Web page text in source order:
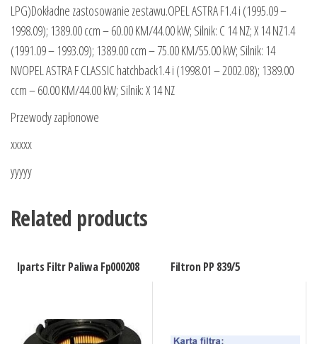
LPG)Dokładne zastosowanie zestawu.OPEL ASTRA F1.4 i (1995.09 –
1998.09); 1389.00 ccm – 60.00 KM/44.00 kW; Silnik: C 14 NZ; X 14 NZ1.4
(1991.09 – 1993.09); 1389.00 ccm – 75.00 KM/55.00 kW; Silnik: 14
NVOPEL ASTRA F CLASSIC hatchback1.4 i (1998.01 – 2002.08); 1389.00
ccm – 60.00 KM/44.00 kW; Silnik: X 14 NZ
Przewody zapłonowe
xxxxx
yyyyy
Related products
Iparts Filtr Paliwa Fp000208 Filtron PP 839/5